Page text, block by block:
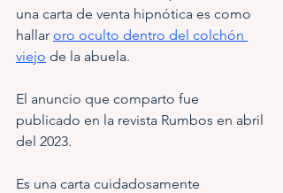
una carta de venta hipnótica es como
hallar oro oculto dentro del colchón
viejo de la abuela.
El anuncio que comparto fue
publicado en la revista Rumbos en abril
del 2023.
Es una carta cuidadosamente